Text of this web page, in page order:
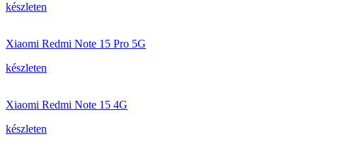
készleten
Xiaomi Redmi Note 15 Pro 5G
készleten
Xiaomi Redmi Note 15 4G
készleten